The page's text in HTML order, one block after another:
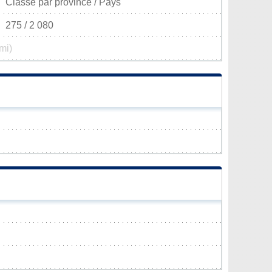
Classé par province / Pays
275 / 2 080